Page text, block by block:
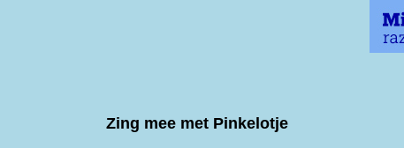
Zing mee met Pinkelotje